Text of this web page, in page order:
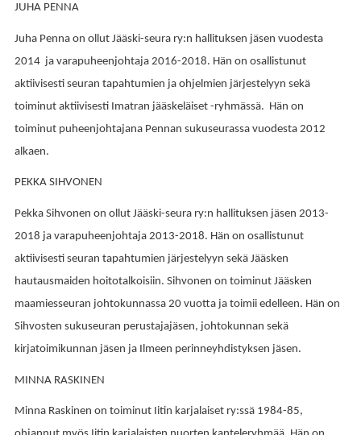
JUHA PENNA
Juha Penna on ollut Jääski-seura ry:n hallituksen jäsen vuodesta
2014 ja varapuheenjohtaja 2016-2018. Hän on osallistunut
aktiivisesti seuran tapahtumien ja ohjelmien järjestelyyn sekä
toiminut aktiivisesti Imatran jääskeläiset -ryhmässä. Hän on
toiminut puheenjohtajana Pennan sukuseurassa vuodesta 2012
alkaen.
PEKKA SIHVONEN
Pekka Sihvonen on ollut Jääski-seura ry:n hallituksen jäsen 2013-
2018 ja varapuheenjohtaja 2013-2018. Hän on osallistunut
aktiivisesti seuran tapahtumien järjestelyyn sekä Jääsken
hautausmaiden hoitotalkoisiin. Sihvonen on toiminut Jääsken
maamiesseuran johtokunnassa 20 vuotta ja toimii edelleen. Hän on
Sihvosten sukuseuran perustajajäsen, johtokunnan sekä
kirjatoimikunnan jäsen ja
Ilmeen perinneyhdistyksen jäsen.
MINNA RASKINEN
Minna Raskinen on toiminut Iitin karjalaiset ry:ssä 1984-85,